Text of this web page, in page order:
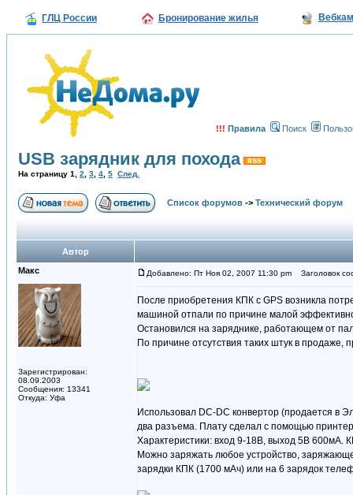
ГЛЦ России Бронирование жилья
!!! Правила Поиск
USB зарядник для похода
На страницу 1 2 3 4 5 След.
Список форумов -> Технический форум
Автор
Макс
Зарегистрирован:
08.09.2003
Сообщения: 13341
Откуда: Уфа
Добавлено: Пт Ноя 02, 2007 11:30 pm Заголовок
После приобретения КПК с GPS возникла
машиной отпали по причине малой
Остановился на заряднике, работающем от
По причине отсутствия таких штук в продаже,
Использовал DC-DC конвертор (продается в
два разъема. Плату сделал с помощью
Характеристики: вход 9-18В, выход 5В 600мА.
Можно заряжать любое устройство,
зарядки КПК (1700 мАч) или на 6 зарядок